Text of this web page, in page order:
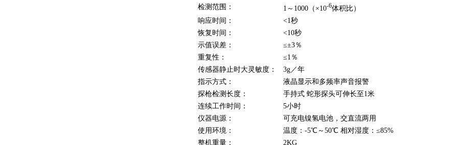
检测范围：
1～1000（×10-6体积比）
响应时间：
<1秒
恢复时间：
<10秒
示值误差：
≤±3％
重复性：
≤1％
传感器静止时大灵敏度：
3g／年
指示方式：
液晶显示和多频率声音报警
探枪检测长度：
手持式 蛇形探头可伸长至1米
连续工作时间：
5小时
仪器电源：
可充电镍氢电池，交直流两用
使用环境：
温度：-5℃～50℃ 相对湿度：≤85%
整机重量：
2KG